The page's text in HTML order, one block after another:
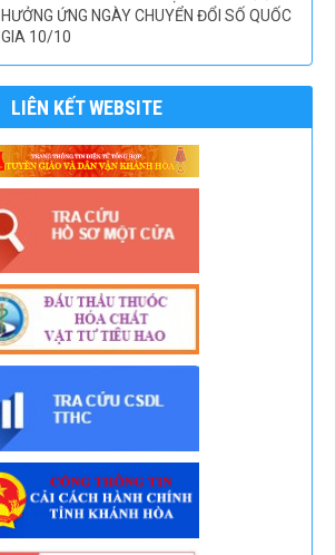
HƯỞNG ỨNG NGÀY CHUYỂN ĐỔI SỐ QUỐC
GIA 10/10
LIÊN KẾT WEBSITE